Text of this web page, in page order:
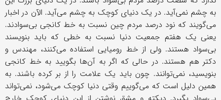
به چشم نمی‌آید. در یک دنیای کوچک به چشم می‌آید. الآن در اخبار
می‌گویند که نود درصد مردم چین نسبت به خط کانجی بی‌سوادند.
یعنی یک هفتم جمعیت دنیا نسبت به خطی که باید بنویسند
بی‌سواد هستند. ولی از خط رومیایی استفاده می‌کنند، مهندس و
دکتر هم هستند. در حالی که اگر به آن‌ها بگویید به خط کانجی
بنویسید، نمی‌توانند. چون باید یک علامت را از بر کرده باشند. به
همین دلیل است که می‌گوییم وقتی دنیا کوچک می‌شود، نمی‌تواند